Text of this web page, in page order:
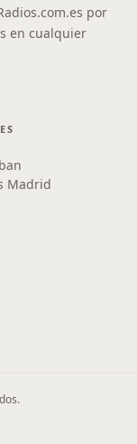
por
en cualquier
Madrid